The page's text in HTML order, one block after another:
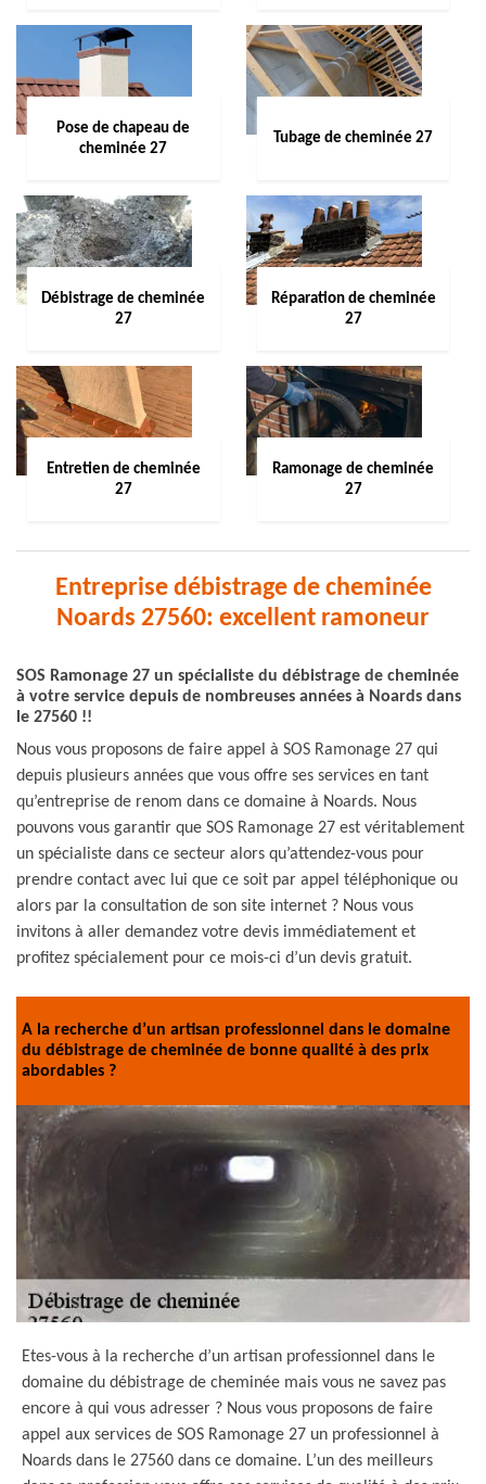
Pose de chapeau de
cheminée 27
Tubage de cheminée 27
Débistrage de cheminée
27
Réparation de cheminée
27
Entretien de cheminée
27
Ramonage de cheminée
27
Entreprise débistrage de cheminée
Noards 27560: excellent ramoneur
SOS Ramonage 27 un spécialiste du débistrage de cheminée
à votre service depuis de nombreuses années à Noards dans
le 27560 !!
Nous vous proposons de faire appel à SOS Ramonage 27 qui
depuis plusieurs années que vous offre ses services en tant
qu’entreprise de renom dans ce domaine à Noards. Nous
pouvons vous garantir que SOS Ramonage 27 est véritablement
un spécialiste dans ce secteur alors qu’attendez-vous pour
prendre contact avec lui que ce soit par appel téléphonique ou
alors par la consultation de son site internet ? Nous vous
invitons à aller demandez votre devis immédiatement et
profitez spécialement pour ce mois-ci d’un devis gratuit.
A la recherche d’un artisan professionnel dans le domaine
du débistrage de cheminée de bonne qualité à des prix
abordables ?
Etes-vous à la recherche d’un artisan professionnel dans le
domaine du débistrage de cheminée mais vous ne savez pas
encore à qui vous adresser ? Nous vous proposons de faire
appel aux services de SOS Ramonage 27 un professionnel à
Noards dans le 27560 dans ce domaine. L’un des meilleurs